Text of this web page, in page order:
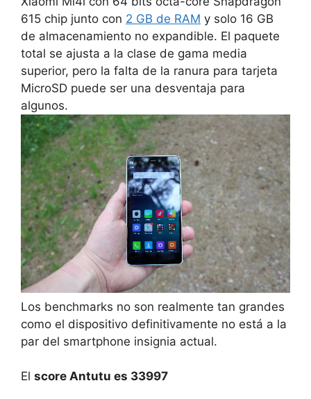
615 chip junto con 2 GB de RAM y solo 16 GB
de almacenamiento no expandible. El paquete
total se ajusta a la clase de gama media
superior, pero la falta de la ranura para tarjeta
MicroSD puede ser una desventaja para
algunos.
Los benchmarks no son realmente tan grandes
como el dispositivo definitivamente no está a la
par del smartphone insignia actual.
El score Antutu es 33997